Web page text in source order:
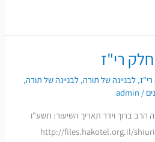
רי"ז
,לבניינה של תורה,לבניינה של תורה,
/
admin
הרב ברוך וידר תאריך השיעור: תשע"ו